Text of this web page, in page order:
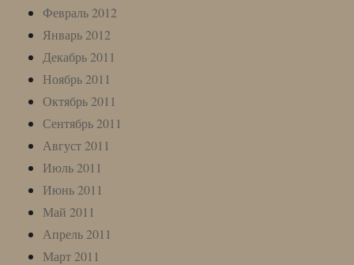
Февраль 2012
Январь 2012
Декабрь 2011
Ноябрь 2011
Октябрь 2011
Сентябрь 2011
Август 2011
Июль 2011
Июнь 2011
Май 2011
Апрель 2011
Март 2011